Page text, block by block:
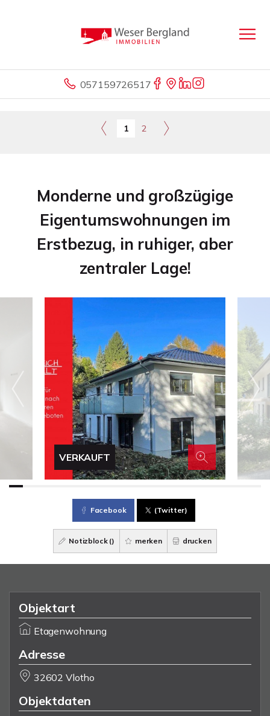
057159726517
1 2
Monderne und großzügige
Eigentumswohnungen im
Erstbezug, in ruhiger, aber
zentraler Lage!
VERKAUFT
Facebook (Twitter)
Notizblock () merken drucken
Objektart
Etagenwohnung
Adresse
32602 Vlotho
Objektdaten